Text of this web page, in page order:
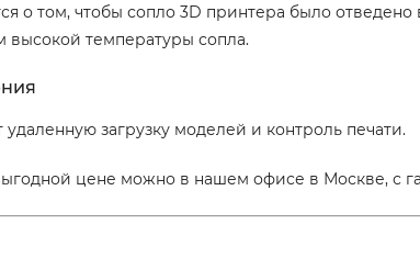
о том, чтобы сопло 3D принтера было
высокой температуры сопла.
загрузку моделей и контроль печати.
цене можно в нашем офисе в Москве, с